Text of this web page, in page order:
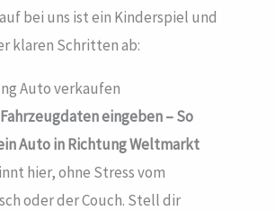
bei uns ist ein Kinderspiel und
klaren Schritten ab:
Fahrzeugdaten eingeben – So
Auto in Richtung Weltmarkt
hier, ohne Stress vom
oder der Couch. Stell dir